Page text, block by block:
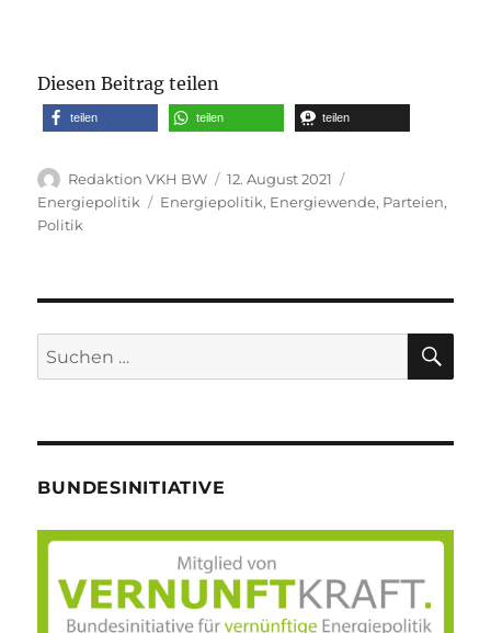
Diesen Beitrag teilen
teilen teilen teilen
Autor
Redaktion VKH BW
Veröffentlicht
am
12. August 2021
Energiepolitik
Schlagwörter
Energiepolitik, Energiewende, Parteien,
Politik
Suche
nach:
BUNDESINITIATIVE